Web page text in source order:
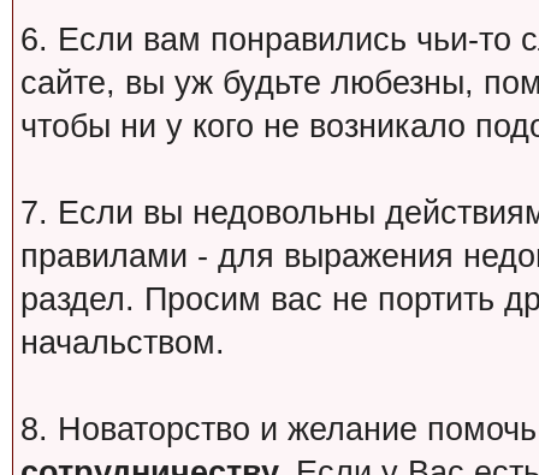
6. Если вам понравились чьи-то
сайте, вы уж будьте любезны,
чтобы ни у кого не возникало
7. Если вы недовольны
правилами - для выражения
раздел. Просим вас не портить
начальством.
8. Новаторство и желание